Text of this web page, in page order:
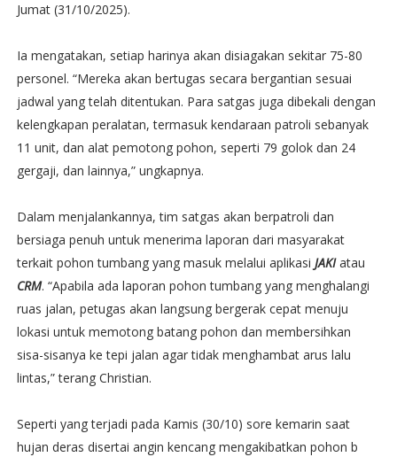
Jumat (31/10/2025).
Ia mengatakan, setiap harinya akan disiagakan sekitar 75-80
personel. “Mereka akan bertugas secara bergantian sesuai
jadwal yang telah ditentukan. Para satgas juga dibekali dengan
kelengkapan peralatan, termasuk kendaraan patroli sebanyak
11 unit, dan alat pemotong pohon, seperti 79 golok dan 24
gergaji, dan lainnya,” ungkapnya.
Dalam menjalankannya, tim satgas akan berpatroli dan
bersiaga penuh untuk menerima laporan dari masyarakat
terkait pohon tumbang yang masuk melalui aplikasi JAKIatau
CRM. “Apabila ada laporan pohon tumbang yang menghalangi
ruas jalan, petugas akan langsung bergerak cepat menuju
lokasi untuk memotong batang pohon dan membersihkan
sisa-sisanya ke tepi jalan agar tidak menghambat arus lalu
lintas,” terang Christian.
Seperti yang terjadi pada Kamis (30/10) sore kemarin saat
hujan deras disertai angin kencang mengakibatkan pohon b